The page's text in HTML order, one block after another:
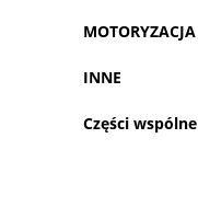
MOTORYZACJA
INNE
Części wspólne